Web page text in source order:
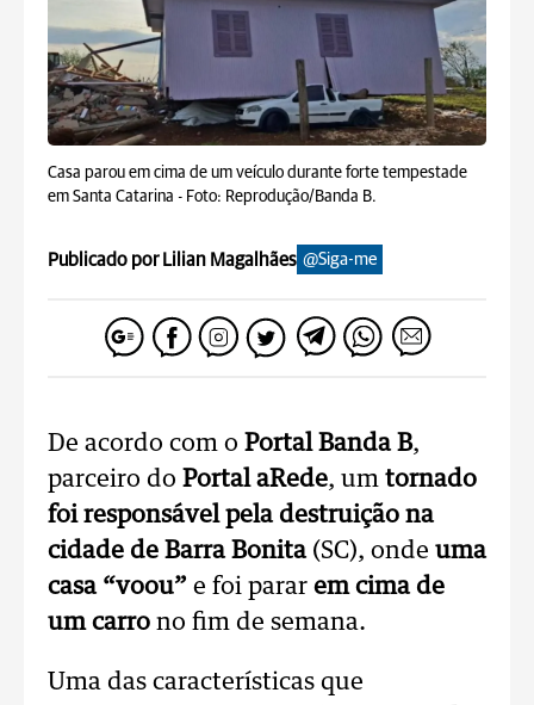
Casa parou em cima de um veículo durante forte tempestade
em Santa Catarina - Foto: Reprodução/Banda B.
Publicado por Lilian Magalhães @Siga-me
De acordo com o Portal Banda B,
parceiro do Portal aRede, um tornado
foi responsável pela destruição na
cidade de Barra Bonita (SC), onde uma
casa “voou” e foi parar em cima de
um carro no fim de semana.
Uma das características que